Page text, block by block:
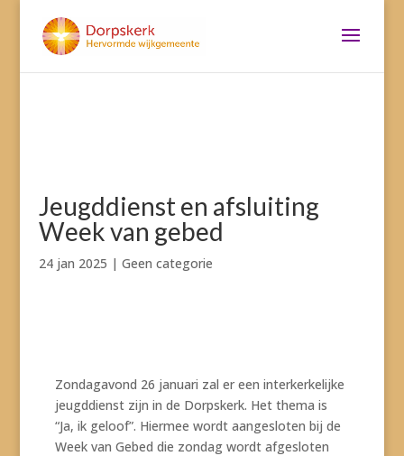
Jeugddienst en afsluiting
Week van gebed
24 jan 2025 | Geen categorie
Zondagavond 26 januari zal er een interkerkelijke
jeugddienst zijn in de Dorpskerk. Het thema is
“Ja, ik geloof”. Hiermee wordt aangesloten bij de
Week van Gebed die zondag wordt afgesloten